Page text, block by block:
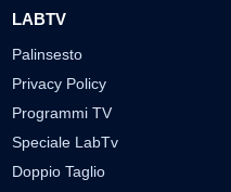
LABTV
Palinsesto
Privacy Policy
Programmi TV
Speciale LabTv
Doppio Taglio